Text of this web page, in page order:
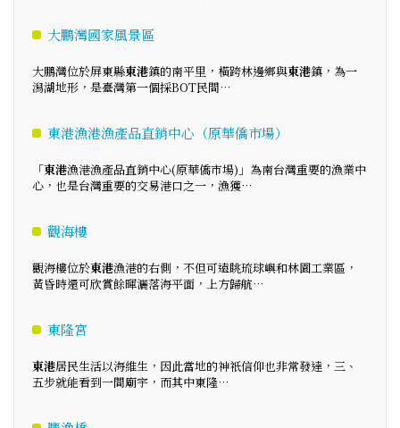
大鵬灣國家風景區
大鵬灣位於屏東縣東港鎮的南平里，橫跨林邊鄉與東港鎮，為一
潟湖地形，是臺灣第一個採BOT民間…
東港漁港漁產品直銷中心（原華僑市場）
「東港漁港漁產品直銷中心(原華僑市場)」為南台灣重要的漁業中
心，也是台灣重要的交易港口之一，漁獲…
觀海樓
觀海樓位於東港漁港的右側，不但可遠眺琉球嶼和林園工業區，
黃昏時還可欣賞餘暉灑落海平面，上方歸航…
東隆宮
東港居民生活以海維生，因此當地的神祇信仰也非常發達，三、
五步就能看到一間廟宇，而其中東隆…